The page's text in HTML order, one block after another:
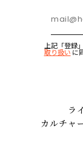
上記「登録
取り扱いに
ラ
カルチャ